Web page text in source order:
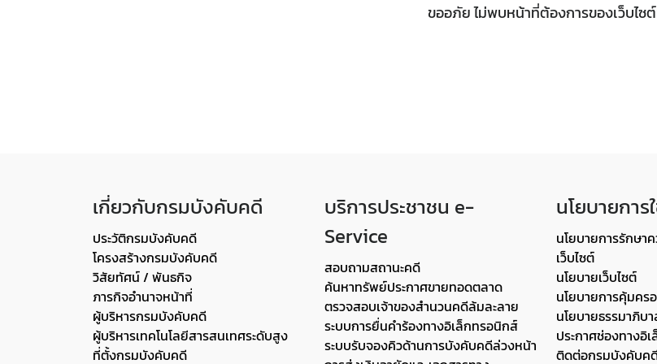
ขออภัย ไม่พบหน้าที่ต้องการของเว็บไซ
เกี่ยวกับกรมบังคับคดี
ประวัติกรมบังคับคดี
โครงสร้างกรมบังคับคดี
วิสัยทัศน์ / พันธกิจ
ภารกิจอำนาจหน้าที่
ผู้บริหารกรมบังคับคดี
ผู้บริหารเทคโนโลยีสารสนเทศระดับสูง
ที่ตั้งกรมบังคับคดี
บริการประชาชน e-
Service
สอบถามสถานะคดี
ค้นหาทรัพย์ประกาศขายทอดตลาด
ตรวจสอบเจ้าของสำนวนคดีล้มละลาย
ระบบการยื่นคำร้องทางอิเล็กทรอนิกส์
ระบบรับจองคิวด้านการบังคับคดีล่วงหน้า
นโยบายการ
นโยบายการรักษ
เว็บไซต์
นโยบายเว็บไซต์
นโยบายการคุ้มค
นโยบายธรรมาภิบ
ประกาศช่องทางอิ
ติดต่อกรมบังคับค